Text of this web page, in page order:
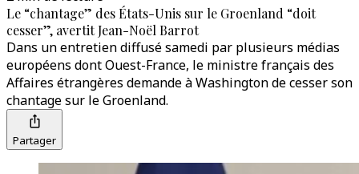
Le “chantage” des États-Unis sur le Groenland “doit
cesser”, avertit Jean-Noël Barrot
Dans un entretien diffusé samedi par plusieurs médias
européens dont Ouest-France, le ministre français des
Affaires étrangères demande à Washington de cesser son
chantage sur le Groenland.
Partager